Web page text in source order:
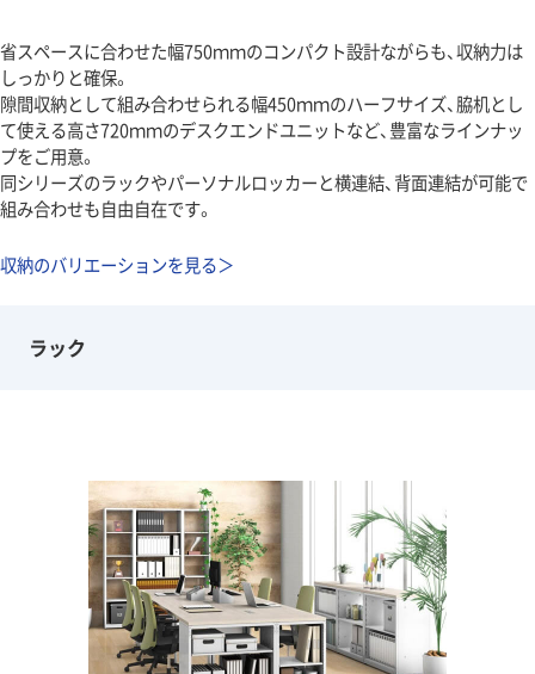
省スペースに合わせた幅750ｍｍのコンパクト設計ながらも、収納力は
しっかりと確保。
隙間収納として組み合わせられる幅450ｍｍのハーフサイズ、脇机とし
て使える高さ720ｍｍのデスクエンドユニットなど、豊富なラインナッ
プをご用意。
同シリーズのラックやパーソナルロッカーと横連結、背面連結が可能で
組み合わせも自由自在です。
収納のバリエーションを見る＞
ラック